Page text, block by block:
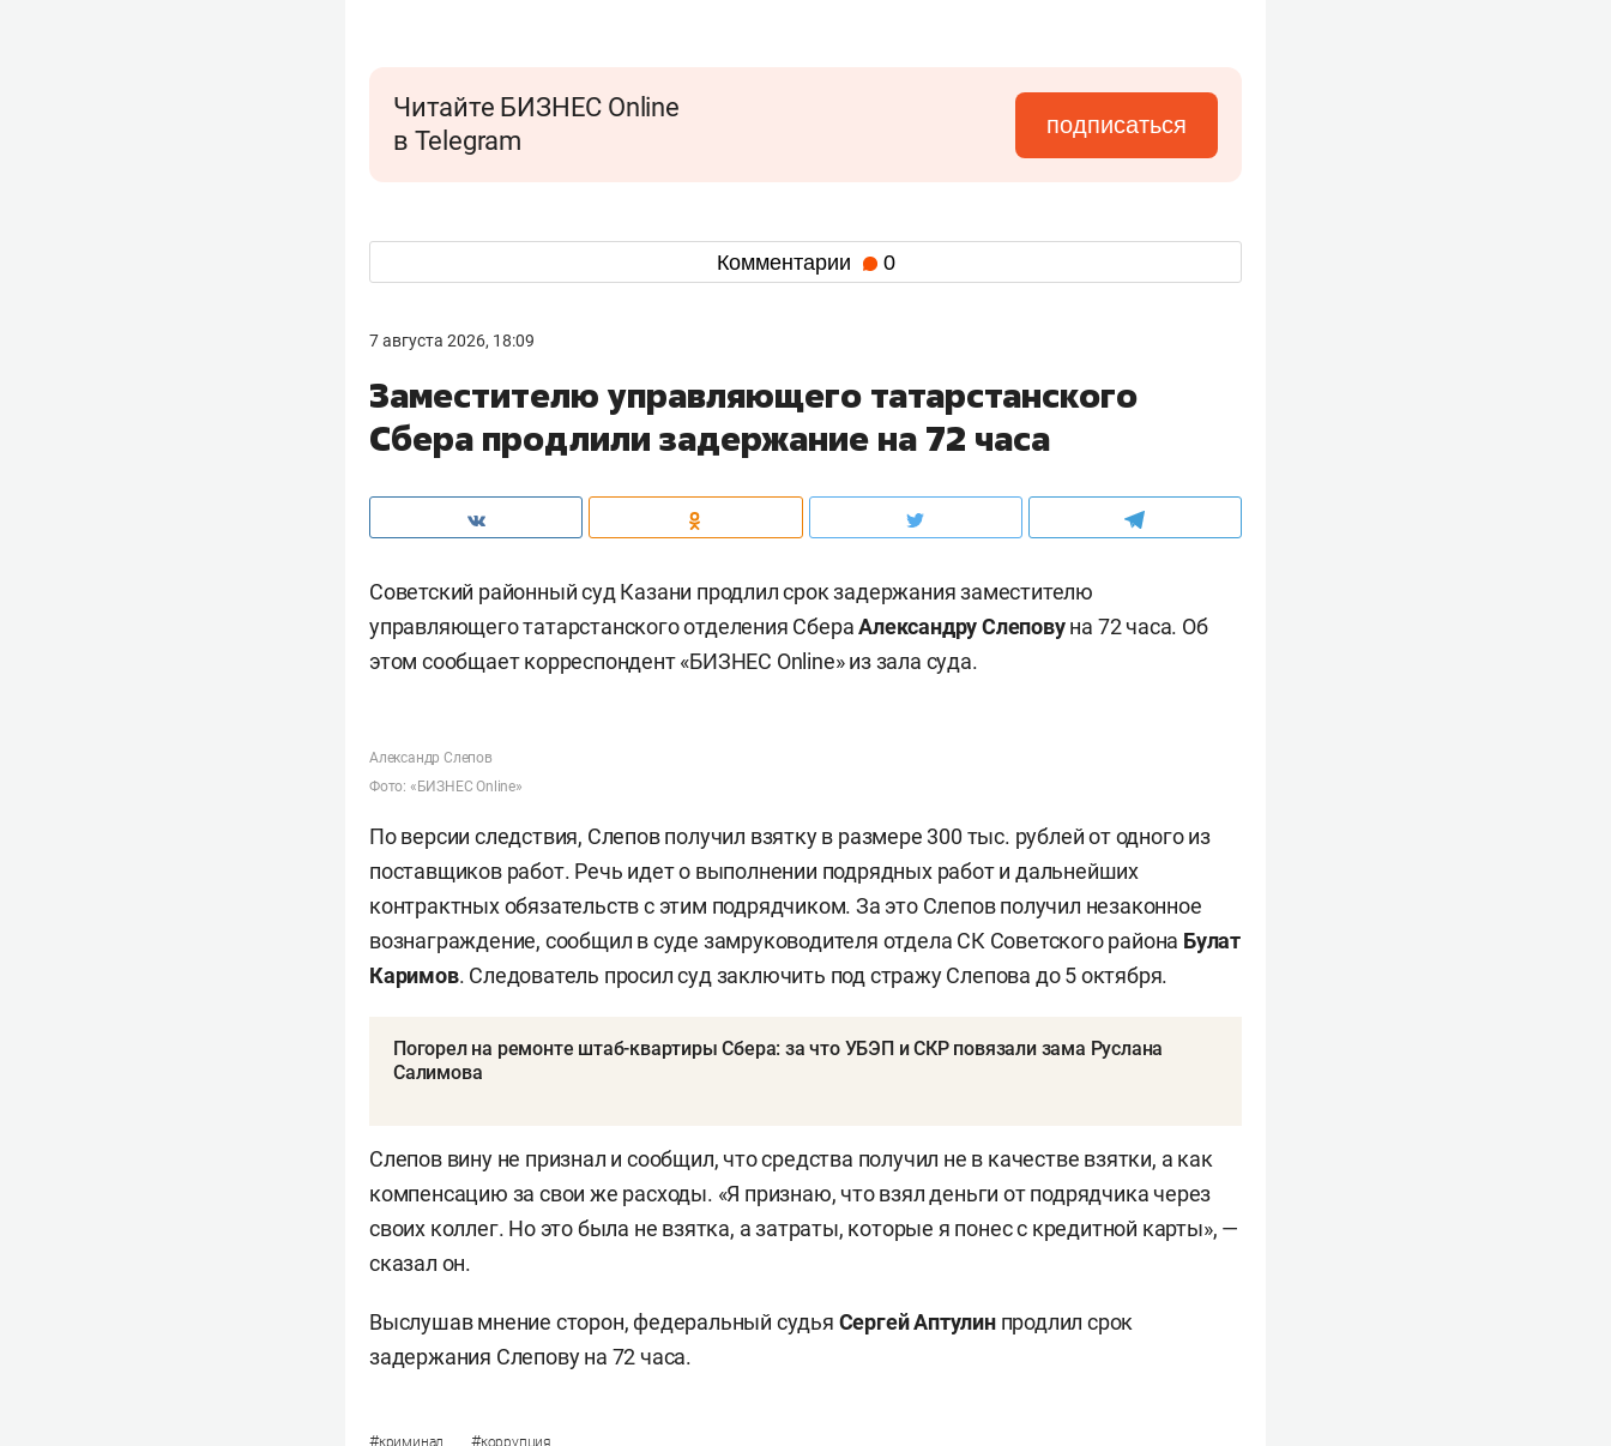
Читайте БИЗНЕС Online
в Telegram
подписаться
Комментарии 0
7 августа 2026, 18:09
Заместителю управляющего татарстанского
Сбера продлили задержание на 72 часа
Советский районный суд Казани продлил срок задержания заместителю
управляющего татарстанского отделения СбераАлександру Слеповуна 72 часа. Об
этом сообщает корреспондент «БИЗНЕС Online» из зала суда.
Александр Слепов
Фото: «БИЗНЕС Online»
По версии следствия, Слепов получил взятку в размере 300 тыс. рублей от одного из
поставщиков работ. Речь идет о выполнении подрядных работ и дальнейших
контрактных обязательств с этим подрядчиком. За это Слепов получил незаконное
вознаграждение, сообщил в суде замруководителя отдела СК Советского района Булат
Каримов. Следователь просил суд заключить под стражу Слепова до 5 октября.
Погорел на ремонте штаб-квартиры Сбера: за что УБЭП и СКР повязали зама Руслана
Салимова
Слепов вину не признал и сообщил, что средства получил не в качестве взятки, а как
компенсацию за свои же расходы. «Я признаю, что взял деньги от подрядчика через
своих коллег. Но это была не взятка, а затраты, которые я понес с кредитной карты», —
сказал он.
Выслушав мнение сторон, федеральный судья Сергей Аптулин продлил срок
задержания Слепову на 72 часа.
#криминал #коррупция